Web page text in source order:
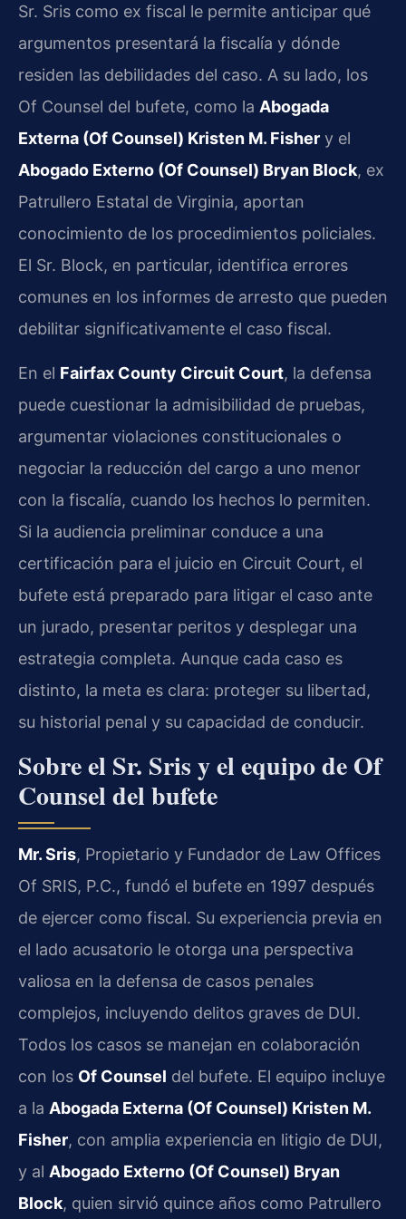
Sr. Sris como ex fiscal le permite anticipar qué
argumentos presentará la fiscalía y dónde
residen las debilidades del caso. A su lado, los
Of Counsel del bufete, como la Abogada
Externa (Of Counsel) Kristen M. Fisher y el
Abogado Externo (Of Counsel) Bryan Block, ex
Patrullero Estatal de Virginia, aportan
conocimiento de los procedimientos policiales.
El Sr. Block, en particular, identifica errores
comunes en los informes de arresto que pueden
debilitar significativamente el caso fiscal.
En el Fairfax County Circuit Court, la defensa
puede cuestionar la admisibilidad de pruebas,
argumentar violaciones constitucionales o
negociar la reducción del cargo a uno menor
con la fiscalía, cuando los hechos lo permiten.
Si la audiencia preliminar conduce a una
certificación para el juicio en Circuit Court, el
bufete está preparado para litigar el caso ante
un jurado, presentar peritos y desplegar una
estrategia completa. Aunque cada caso es
distinto, la meta es clara: proteger su libertad,
su historial penal y su capacidad de conducir.
Sobre el Sr. Sris y el equipo de Of
Counsel del bufete
Mr. Sris, Propietario y Fundador de Law Offices
Of SRIS, P.C., fundó el bufete en 1997 después
de ejercer como fiscal. Su experiencia previa en
el lado acusatorio le otorga una perspectiva
valiosa en la defensa de casos penales
complejos, incluyendo delitos graves de DUI.
Todos los casos se manejan en colaboración
con los Of Counsel del bufete. El equipo incluye
a la Abogada Externa (Of Counsel) Kristen M.
Fisher, con amplia experiencia en litigio de DUI,
y al Abogado Externo (Of Counsel) Bryan
Block, quien sirvió quince años como Patrullero